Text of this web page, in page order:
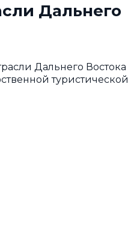
Дальнего
Дальнего Востока
туристической